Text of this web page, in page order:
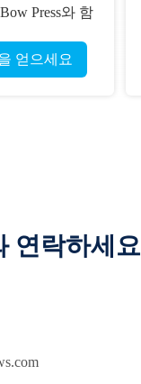
Press와 함
얻으세요
연락하세요